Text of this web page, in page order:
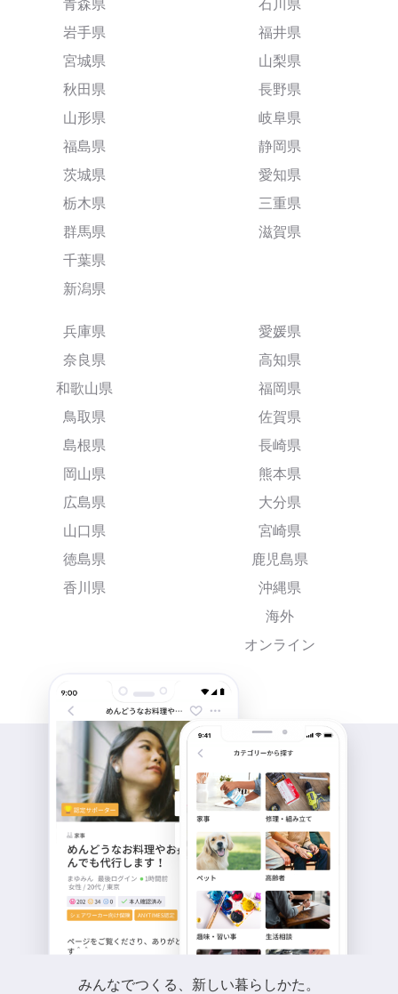
青森県
岩手県
宮城県
秋田県
山形県
福島県
茨城県
栃木県
群馬県
千葉県
新潟県
石川県
福井県
山梨県
長野県
岐阜県
静岡県
愛知県
三重県
滋賀県
兵庫県
奈良県
和歌山県
鳥取県
島根県
岡山県
広島県
山口県
徳島県
香川県
愛媛県
高知県
福岡県
佐賀県
長崎県
熊本県
大分県
宮崎県
鹿児島県
沖縄県
海外
オンライン
みんなでつくる、新しい暮らしかた。